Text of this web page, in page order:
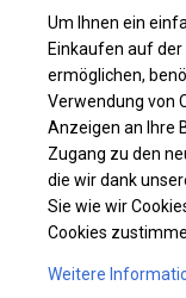
KONSTRUKTION
SUMMER
Um Ihnen ein
Einkaufen auf der
ermöglichen,
Verwendung von
Anzeigen an Ihre
Zugang zu den
die wir dank
Sie wie wir
Cookies
Weitere